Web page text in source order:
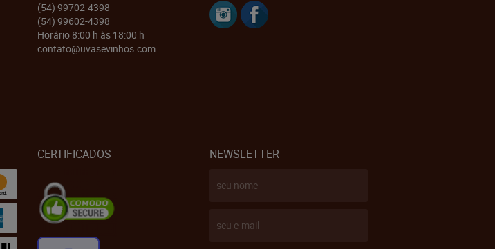
(54) 99702-4398
(54) 99602-4398
Horário 8:00 h às 18:00 h
contato@uvasevinhos.com
CERTIFICADOS NEWSLETTER